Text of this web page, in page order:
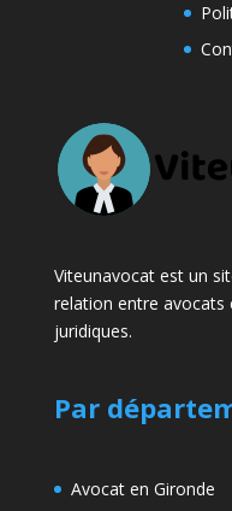
Viteunavocat est un
relation entre avocats
juridiques.
Par
Avocat en Gironde